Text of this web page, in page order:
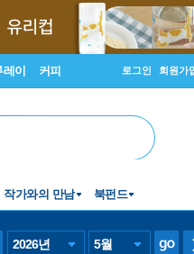
이 커피 로그인 회원가
작가와의 만남 북펀드
2026년 5월